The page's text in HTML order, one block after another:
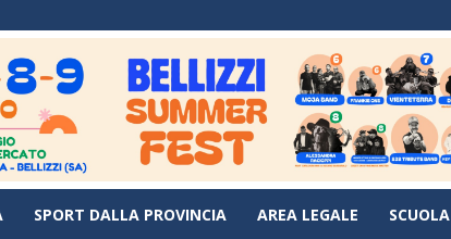
SPORT DALLA PROVINCIA AREA LEGALE SCUOLA